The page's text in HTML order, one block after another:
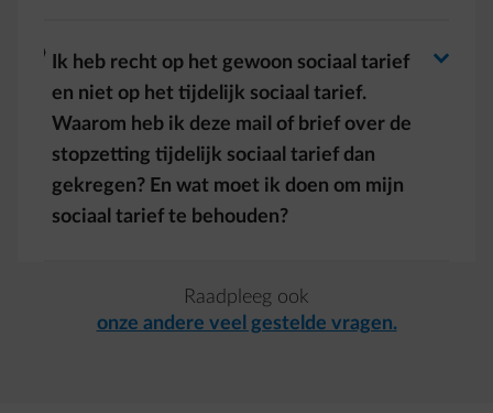
Ik heb recht op het gewoon sociaal tarief
en niet op het tijdelijk sociaal tarief.
Waarom heb ik deze mail of brief over de
stopzetting tijdelijk sociaal tarief dan
gekregen? En wat moet ik doen om mijn
sociaal tarief te behouden?
arrow-right
Raadpleeg ook
onze andere veel gestelde vragen.